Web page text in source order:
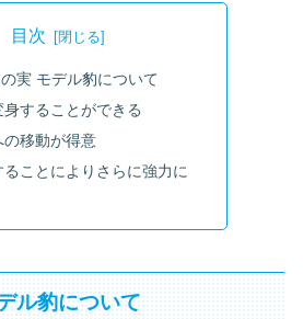
目次
実 モデル豹について
身することができる
の移動が得意
ることによりさらに強力に
ル豹について